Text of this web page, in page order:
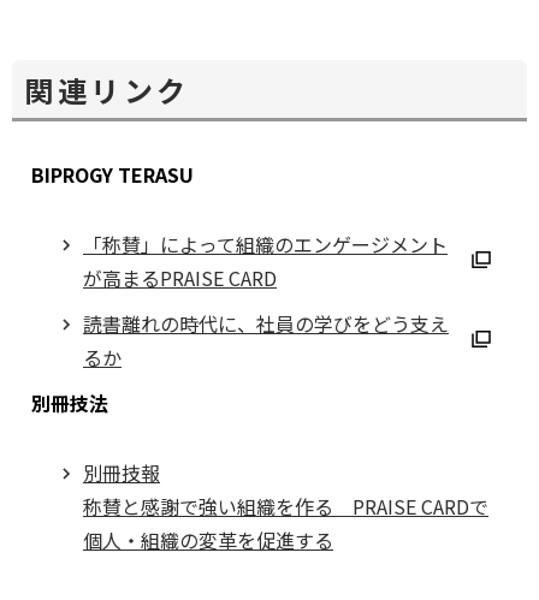
関連リンク
BIPROGY TERASU
「称賛」によって組織のエンゲージメント
が高まるPRAISE CARD
ウ
で
開
読書離れの時代に、社員の学びをどう支え
るか
ン
ド
ウ
別冊技法
別冊技報
称賛と感謝で強い組織を作る PRAISE CARDで
個人・組織の変革を促進する